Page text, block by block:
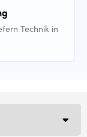
Technik in